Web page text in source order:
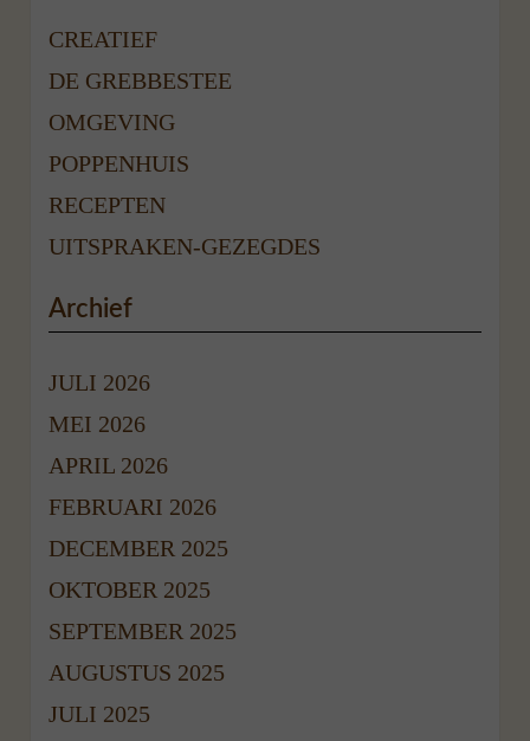
CREATIEF
DE GREBBESTEE
OMGEVING
POPPENHUIS
RECEPTEN
UITSPRAKEN-GEZEGDES
Archief
JULI 2026
MEI 2026
APRIL 2026
FEBRUARI 2026
DECEMBER 2025
OKTOBER 2025
SEPTEMBER 2025
AUGUSTUS 2025
JULI 2025